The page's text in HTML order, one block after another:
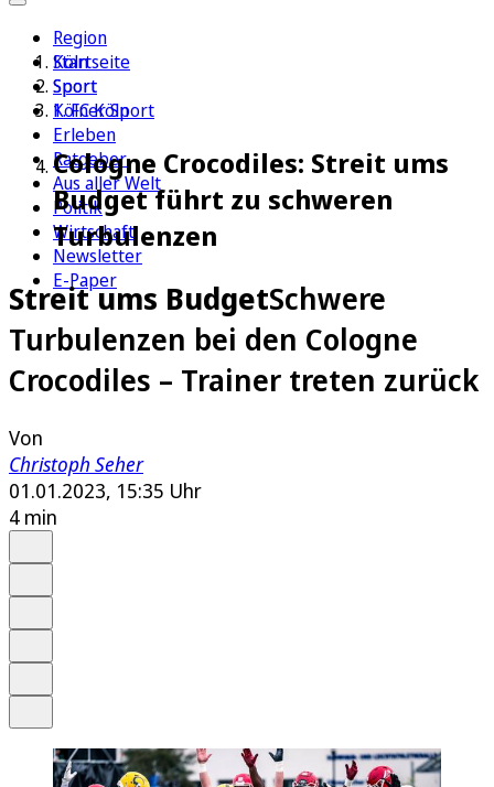
Region
Köln
Sport
1. FC Köln
Erleben
Ratgeber
Aus aller Welt
Politik
Wirtschaft
Newsletter
E-Paper
Startseite
Sport
Kölner Sport
Cologne Crocodiles: Streit ums
Budget führt zu schweren
Turbulenzen
Streit ums BudgetSchwere
Turbulenzen bei den Cologne
Crocodiles – Trainer treten zurück
Von
Christoph Seher
01.01.2023, 15:35 Uhr
4 min